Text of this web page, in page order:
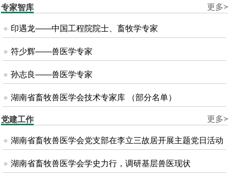
更多>
专家智库
印遇龙——中国工程院院士、畜牧学专家
符少辉——兽医学专家
孙志良——兽医学专家
湖南省畜牧兽医学会技术专家库 （部分名单）
更多>
党建工作
湖南省畜牧兽医学会党支部在李立三故居开展主题党日活动
湖南省畜牧兽医学会学史力行，调研基层兽医现状